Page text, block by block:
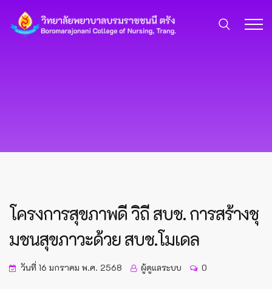
โครงการสุขภาพดี วิถี สบช. การสร้างชุ
มชนสุขภาวะด้วย สบช.โมเดล
วันที่ 16 มกราคม พ.ศ. 2568 ผู้ดูแลระบบ 0